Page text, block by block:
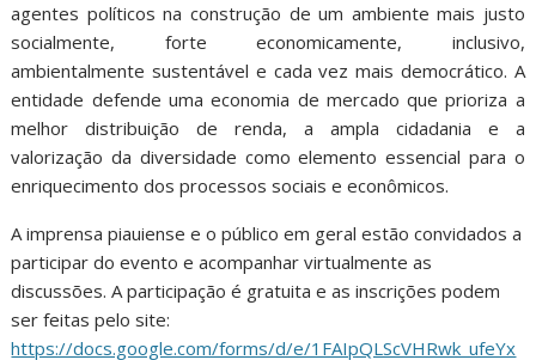
agentes políticos na construção de um ambiente mais justo
socialmente, forte economicamente, inclusivo,
ambientalmente sustentável e cada vez mais democrático. A
entidade defende uma economia de mercado que prioriza a
melhor distribuição de renda, a ampla cidadania e a
valorização da diversidade como elemento essencial para o
enriquecimento dos processos sociais e econômicos.
A imprensa piauiense e o público em geral estão convidados a
participar do evento e acompanhar virtualmente as
discussões. A participação é gratuita e as inscrições podem
ser feitas pelo site:
https://docs.google.com/forms/d/e/1FAIpQLScVHRwk_ufeYx